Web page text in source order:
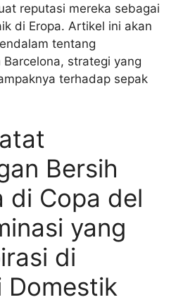
reputasi mereka sebagai
di Eropa. Artikel ini akan
tentang
strategi yang
terhadap sepak
Bersih
di Copa del
yang
di
Domestik